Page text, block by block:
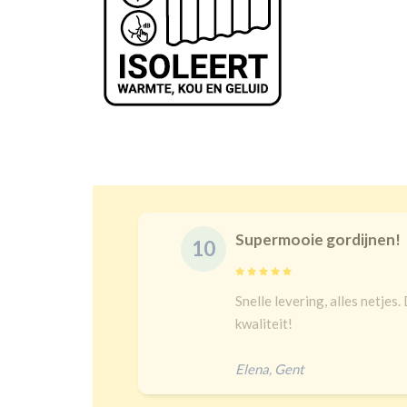
Supermooie gordijnen!
Snelle levering, alles netjes. De maat is juist en goeie